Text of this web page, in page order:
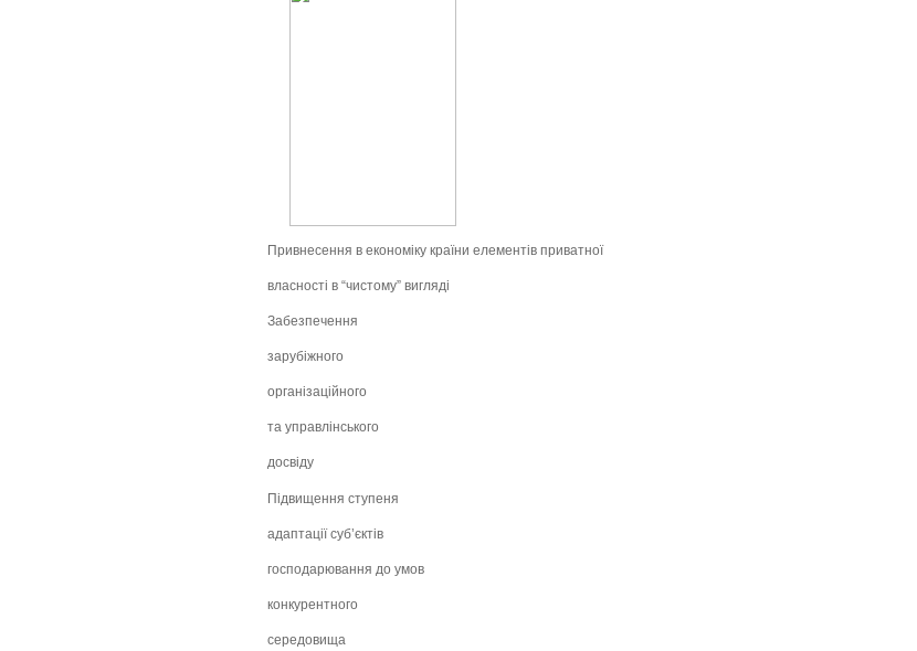
Привнесення в економіку країни елементів приватної
власності в “чистому” вигляді
Забезпечення
зарубіжного
організаційного
та управлінського
досвіду
Підвищення ступеня
адаптації суб’єктів
господарювання до умов
конкурентного
середовища